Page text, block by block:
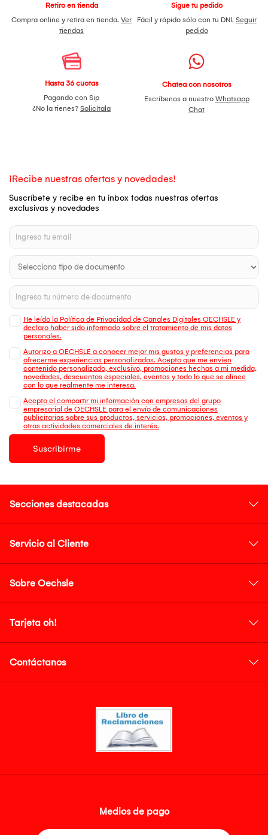
Retiro en tienda
Compra online y retira en tienda. Ver
tiendas
Sigue tu pedido
Fácil y rápido sólo con tu DNI. Seguir
pedido
Hasta 36 cuotas
Pagando con Sip
¿No la tienes? Solicítala
Chatea con nosotros
Escríbenos a nuestro Whatsapp
Chat
¡Recibe nuestras ofertas y novedades!
Suscríbete y recibe en tu inbox todas nuestras ofertas
exclusivas y novedades
He leído la Política de Privacidad de Canales Digitales OECHSLE y
declaro haber sido informado sobre el tratamiento de mis datos
personales.
Autorizo a OECHSLE a conocer mejor mis gustos y preferencias para
ofrecerme experiencias personalizadas. Acepto que me envien
contenido personalizado, exclusivo, promociones hechas a mi medida,
novedades, descuentos especiales, eventos y todo lo que se alinee
con lo que realmente me interesa.
Acepto el compartir mi información con empresas del grupo
empresarial de OECHSLE para el envío de comunicaciones
publicitarias sobre sus productos, servicios, promociones, eventos y
otras actividades comerciales de interés.
Suscribirme
Secciones destacadas
Servicio al Cliente
Sobre Oechsle
Tarjeta oh!
Contáctanos
Medios de pago